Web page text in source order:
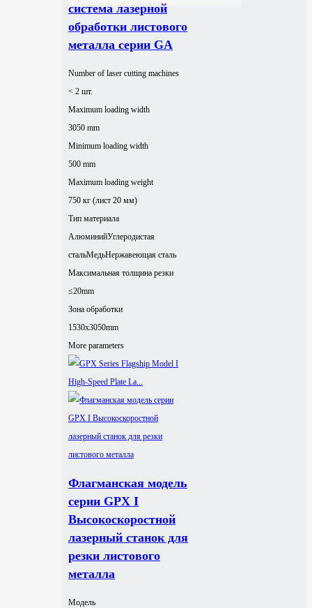
система лазерной
обработки листового
металла серии GA
Number of laser cutting machines
< 2 шт.
Maximum loading width
3050 mm
Minimum loading width
500 mm
Maximum loading weight
750 кг (лист 20 мм)
Тип материала
АлюминийУглеродистая
стальМедьНержавеющая сталь
Максимальная толщина резки
≤20mm
Зона обработки
1530x3050mm
More parameters
Флагманская модель
серии GPX I
Высокоскоростной
лазерный станок для
резки листового
металла
Модель